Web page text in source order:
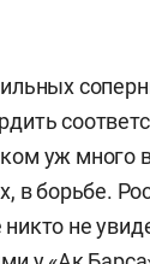
уж много
в борьбе.
не